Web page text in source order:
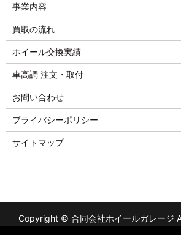
事業内容
買取の流れ
ホイール交換実績
車高調 注文・取付
お問い合わせ
プライバシーポリシー
サイトマップ
Copyright © 合同会社ホイールガレージ